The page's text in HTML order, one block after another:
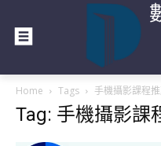
Home Tags 手機攝影課程
Tag: 手機攝影課